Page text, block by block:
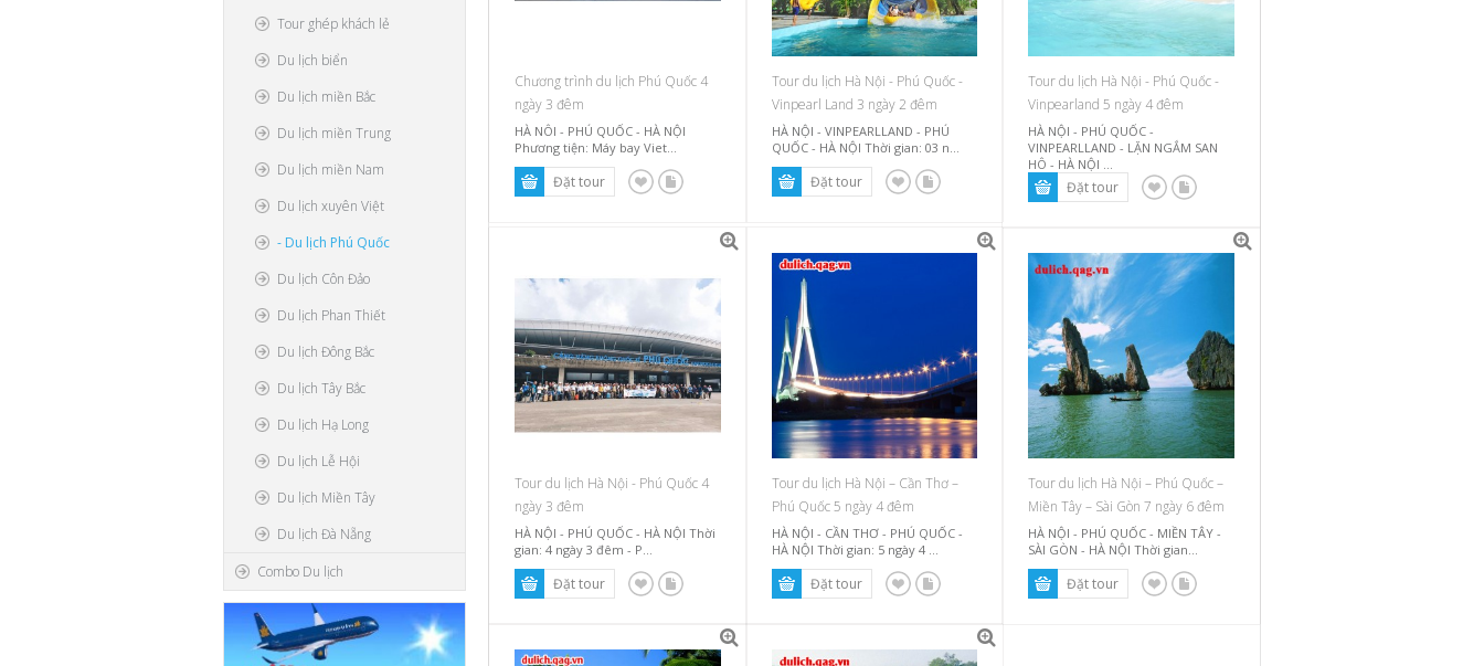
Tour ghép khách lẻ
Du lịch biển
Du lịch miền Bắc
Du lịch miền Trung
Du lịch miền Nam
Du lịch xuyên Việt
- Du lịch Phú Quốc
Du lịch Côn Đảo
Du lịch Phan Thiết
Du lịch Đông Bắc
Du lịch Tây Bắc
Du lịch Hạ Long
Du lịch Lễ Hội
Du lịch Miền Tây
Du lịch Đà Nẵng
Combo Du lịch
Chương trình du lịch Phú Quốc 4
ngày 3 đêm
HÀ NÔI - PHÚ QUỐC - HÀ NỘI
Phương tiện: Máy bay Viet...
Tour du lịch Hà Nội - Phú Quốc -
Vinpearl Land 3 ngày 2 đêm
HÀ NỘI - VINPEARLLAND - PHÚ
QUỐC - HÀ NỘI Thời gian: 03 n...
Tour du lịch Hà Nội - Phú Quốc -
Vinpearland 5 ngày 4 đêm
HÀ NỘI - PHÚ QUỐC -
VINPEARLLAND - LẶN NGẮM SAN
HÔ - HÀ NỘI ...
Tour du lịch Hà Nội - Phú Quốc 4
ngày 3 đêm
HÀ NỘI - PHÚ QUỐC - HÀ NỘI Thời
gian: 4 ngày 3 đêm - P...
Tour du lịch Hà Nội – Cần Thơ –
Phú Quốc 5 ngày 4 đêm
HÀ NỘI - CẦN THƠ - PHÚ QUỐC -
HÀ NỘI Thời gian: 5 ngày 4 ...
Tour du lịch Hà Nội – Phú Quốc –
Miền Tây – Sài Gòn 7 ngày 6 đêm
HÀ NỘI - PHÚ QUỐC - MIỀN TÂY -
SÀI GÒN - HÀ NỘI Thời gian...